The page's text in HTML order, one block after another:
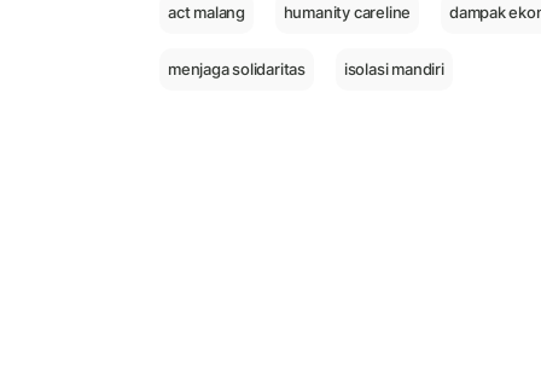
act malang humanity careline dampak
menjaga solidaritas isolasi mandiri